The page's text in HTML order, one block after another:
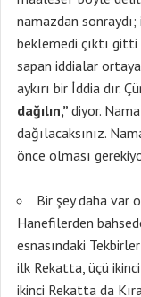
namazdan
beklemedi çıktı gitti
sapan iddialar
aykırı bir İddia dır.
dağılın,” diyor.
dağılacaksınız.
önce olması
Bir şey daha var
Hanefilerden
esnasındaki
ilk Rekatta, üçü
ikinci Rekatta da